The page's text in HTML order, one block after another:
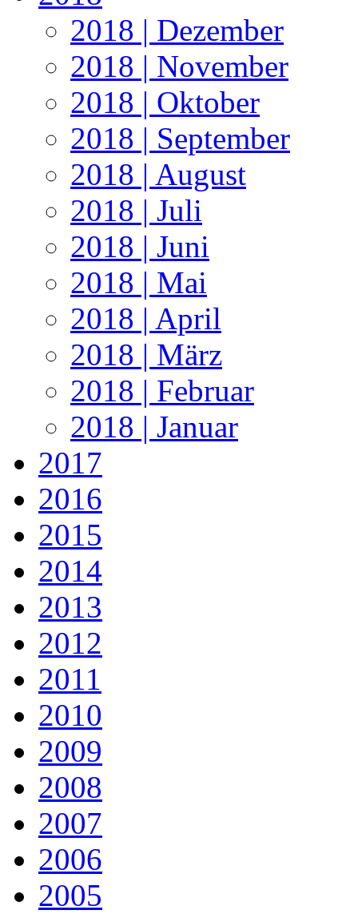
2018 | Dezember
2018 | November
2018 | Oktober
2018 | September
2018 | August
2018 | Juli
2018 | Juni
2018 | Mai
2018 | April
2018 | März
2018 | Februar
2018 | Januar
2017
2016
2015
2014
2013
2012
2011
2010
2009
2008
2007
2006
2005